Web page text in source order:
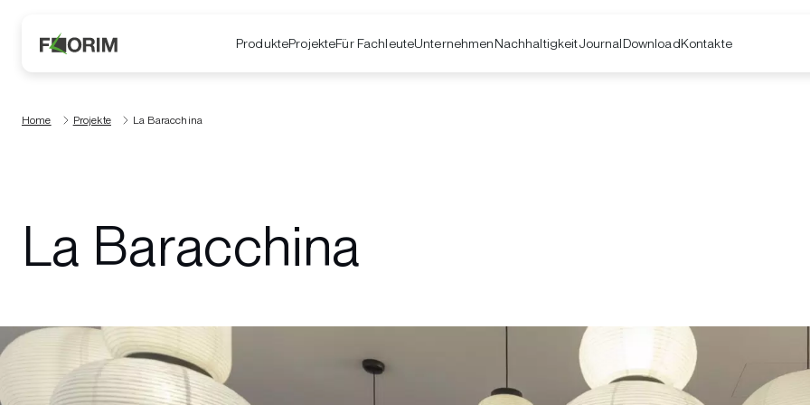
ProdukteProjekteFür FachleuteUnternehmenNachhaltigkeitJournalDownloadKontakte
Home Projekte La Baracchina
La Baracchina